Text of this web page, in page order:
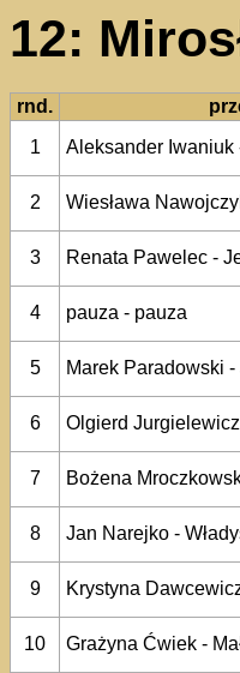
12:
rnd.
1
Aleksander Iwaniuk
2
Wiesława
3
Renata Pawelec -
4
pauza - pauza
5
Marek Paradowski
6
Olgierd
7
Bożena
8
Jan Narejko -
9
Krystyna
10
Grażyna Ćwiek -